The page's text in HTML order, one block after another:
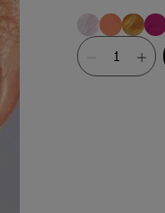
Wert